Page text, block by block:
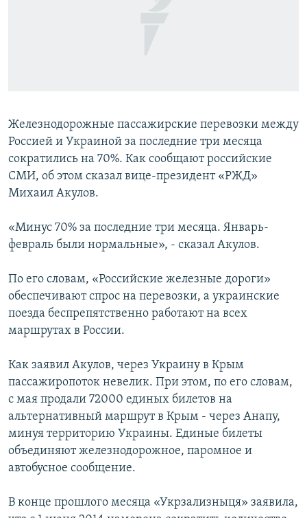
Железнодорожные пассажирские перевозки между
Россией и Украиной за последние три месяца
сократились на 70%. Как сообщают российские
СМИ, об этом сказал вице-президент «РЖД»
Михаил Акулов.
«Минус 70% за последние три месяца. Январь-
февраль были нормальные», - сказал Акулов.
По его словам, «Российские железные дороги»
обеспечивают спрос на перевозки, а украинские
поезда беспрепятственно работают на всех
маршрутах в России.
Как заявил Акулов, через Украину в Крым
пассажиропоток невелик. При этом, по его словам,
с мая продали 72000 единых билетов на
альтернативный маршрут в Крым - через Анапу,
минуя территорию Украины. Единые билеты
объединяют железнодорожное, паромное и
автобусное сообщение.
В конце прошлого месяца «Укрзализныця» заявила,